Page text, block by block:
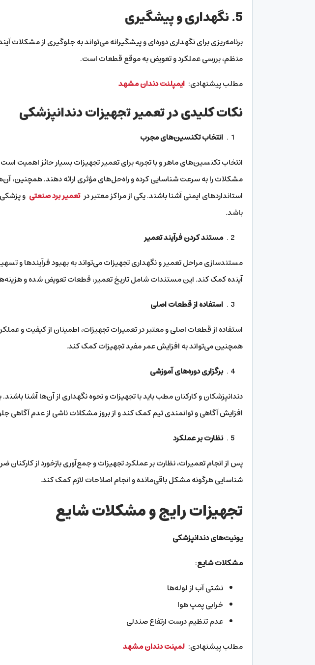
5. نگهداری و پیشگیری
برنامه‌ریزی برای نگهداری دوره‌ای و پیشگیرانه می‌تواند به جلوگیری از
منظم، بررسی عملکرد و تعویض به موقع قطعات است.
مطلب پیشنهادی: ایمپلنت دندان مشهد
نکات کلیدی در تعمیر تجهیزات دندانپزشکی
انتخاب تکنسین‌های مجرب
انتخاب تکنسین‌های ماهر و با تجربه برای تعمیر تجهیزات بسیار حائز
مشکلات را به سرعت شناسایی کرده و راه‌حل‌های مؤثری ارائه دهند. همچنین،
استانداردهای ایمنی آشنا باشند. یکی از مراکز معتبر درتعمیر برد صنعتی و
باشد.
مستند کردن فرآیند تعمیر
مستندسازی مراحل تعمیر و نگهداری تجهیزات می‌تواند به بهبود فرآیندها و
آینده کمک کند. این مستندات شامل تاریخ تعمیر، قطعات تعویض شده و
استفاده از قطعات اصلی
استفاده از قطعات اصلی و معتبر در تعمیرات تجهیزات، اطمینان از کیفیت و
همچنین می‌تواند به افزایش عمر مفید تجهیزات کمک کند.
برگزاری دوره‌های آموزشی
دندانپزشکان و کارکنان مطب باید با تجهیزات و نحوه نگهداری از آن‌ها آشنا
افزایش آگاهی و توانمندی تیم کمک کند و از بروز مشکلات ناشی از عدم آگاهی
نظارت بر عملکرد
پس از انجام تعمیرات، نظارت بر عملکرد تجهیزات و جمع‌آوری بازخورد از کارکنان
شناسایی هرگونه مشکل باقی‌مانده و انجام اصلاحات لازم کمک کند.
تجهیزات رایج و مشکلات شایع
یونیت‌های دندانپزشکی
مشکلات شایع:
نشتی آب از لوله‌ها
خرابی پمپ هوا
عدم تنظیم درست ارتفاع صندلی
مطلب پیشنهادی: لمینت دندان مشهد